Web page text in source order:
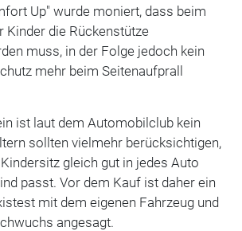
Up" wurde moniert, dass beim
Kinder die Rückenstütze
muss, in der Folge jedoch kein
mehr beim Seitenaufprall
ist laut dem Automobilclub kein
sollten vielmehr berücksichtigen,
gleich gut in jedes Auto
passt. Vor dem Kauf ist daher ein
mit dem eigenen Fahrzeug und
angesagt.